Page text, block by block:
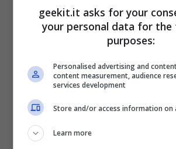
Super Meat Boy Forever
Store]
geekit.it asks for your
your personal data for the
purposes:
Personalised advertising and
content measurement, audience
services development
Store and/or access information on
Learn more